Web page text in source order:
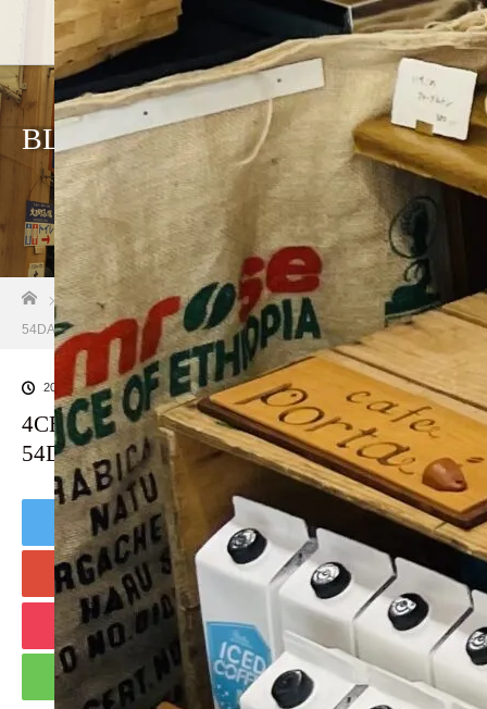
BLOG
ホーム
ブログ一覧
4CE2B013-A9E9-4A06-AAEA-
54DAD39CECD3
2024.08.12
4CE2B013-A9E9-4A06-AAEA-
54DAD39CECD3
Tweet
+1 Hatena
Pocket RSS
feedly